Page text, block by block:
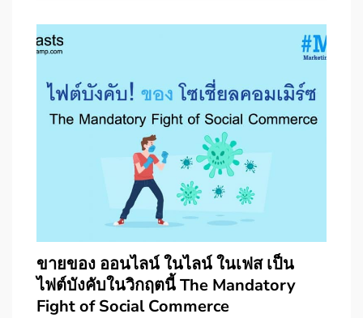
ขายของ ออนไลน์ ในไลน์ ในเฟส เป็น
ไฟต์บังคับในวิกฤตนี้ The Mandatory
Fight of Social Commerce